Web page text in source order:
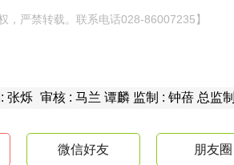
，严禁转载。联系电话028-86007235】
张烁 审核 : 马兰 谭麟 监制 : 钟蓓 总监
微信好友 朋友圈